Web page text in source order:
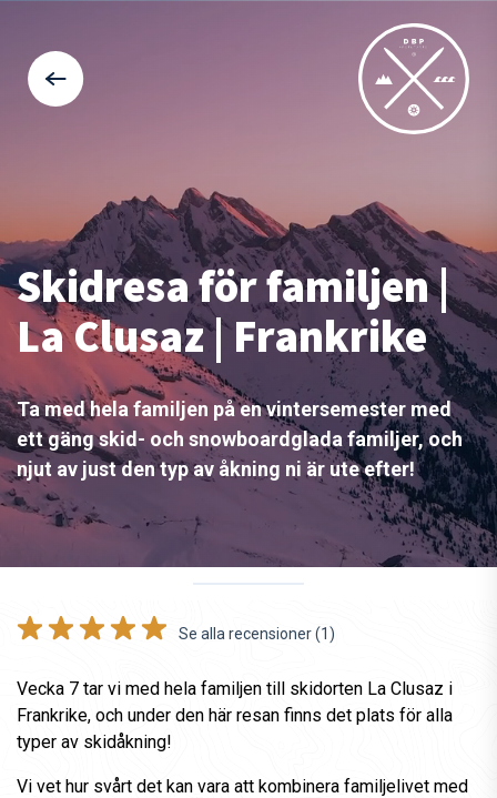
Skidresa för familjen |
La Clusaz | Frankrike
Ta med hela familjen på en vintersemester med
ett gäng skid- och snowboardglada familjer, och
njut av just den typ av åkning ni är ute efter!
Se alla recensioner (1)
Vecka 7 tar vi med hela familjen till skidorten La Clusaz i
Frankrike, och under den här resan finns det plats för alla
typer av skidåkning!
Vi vet hur svårt det kan vara att kombinera familjelivet med